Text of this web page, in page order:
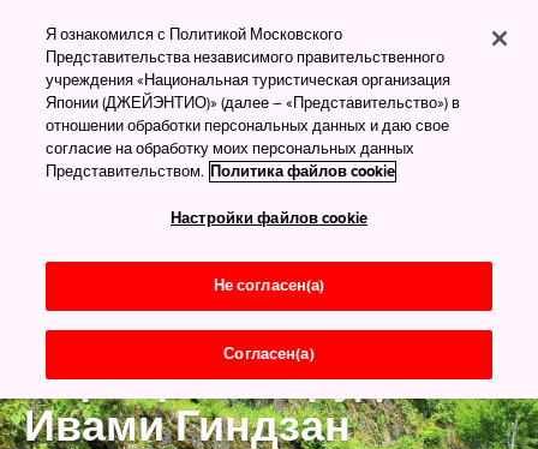
Серебряные рудники
Ивами Гиндзан
Я ознакомился с Политикой Московского
Представительства независимого правительственного
учреждения «Национальная туристическая организация
Японии (ДЖЕЙЭНТИО)» (далее – «Представительство») в
отношении обработки персональных данных и даю свое
согласие на обработку моих персональных данных
Представительством. Политика файлов cookie
Настройки файлов cookie
Не согласен(а)
Согласен(а)